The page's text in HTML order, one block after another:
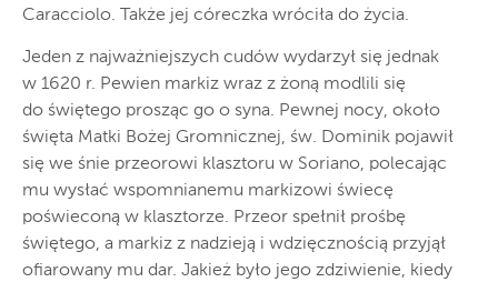
Caracciolo. Także jej córeczka wróciła do życia.
Jeden z najważniejszych cudów wydarzył się jednak
w 1620 r. Pewien markiz wraz z żoną modlili się
do świętego prosząc go o syna. Pewnej nocy, około
święta Matki Bożej Gromnicznej, św. Dominik pojawił
się we śnie przeorowi klasztoru w Soriano, polecając
mu wysłać wspomnianemu markizowi świecę
poświeconą w klasztorze. Przeor spełnił prośbę
świętego, a markiz z nadzieją i wdzięcznością przyjął
ofiarowany mu dar. Jakież było jego zdziwienie, kiedy